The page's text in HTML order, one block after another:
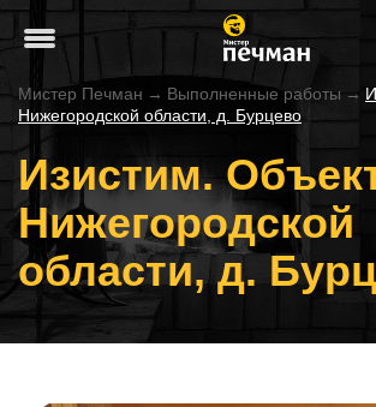
Мистер Печман → Выполненные работы →
Нижегородской области, д. Бурцево
Изистим.
Нижегородской
области, д.